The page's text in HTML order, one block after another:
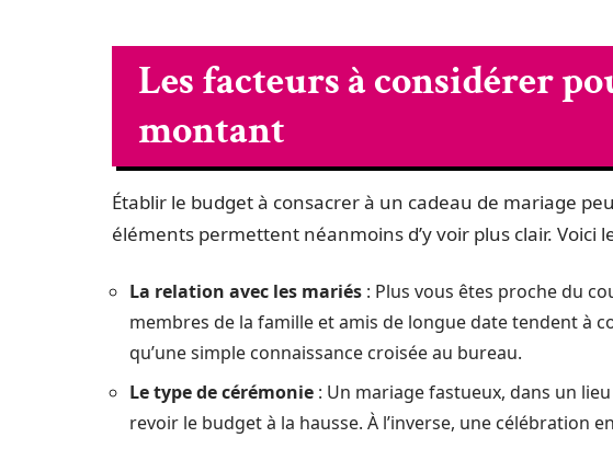
Les facteurs à considérer
montant
Établir le budget à consacrer à un cadeau de mariage
éléments permettent néanmoins d’y voir plus clair. Voici
La relation avec les mariés : Plus vous êtes proche du
membres de la famille et amis de longue date tendent à
qu’une simple connaissance croisée au bureau.
Le type de cérémonie : Un mariage fastueux, dans un
revoir le budget à la hausse. À l’inverse, une célébration